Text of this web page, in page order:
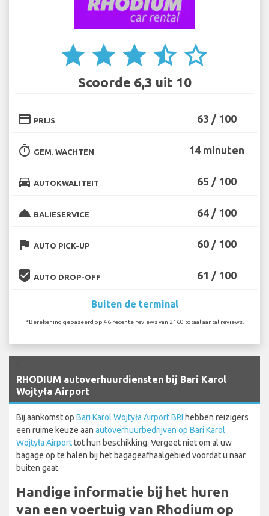
star star star star_half star_border
Scoorde 6,3 uit 10
credit_card PRIJS 63 / 100
timer GEM. WACHTEN 14 minuten
directions_car AUTOKWALITEIT 65 / 100
room_service BALIESERVICE 64 / 100
flag AUTO PICK-UP 60 / 100
beenhere AUTO DROP-OFF 61 / 100
Buiten de terminal
*Berekening gebaseerd op 46 recente reviews van 2160 totaal aantal reviews.
RHODIUM autoverhuurdiensten bij Bari Karol
Wojtyła Airport
Bij aankomst op Bari Karol Wojtyła Airport BRI hebben reizigers
een ruime keuze aan autoverhuurbedrijven op Bari Karol
Wojtyła Airporttot hun beschikking. Vergeet niet om al uw
bagage op te halen bij het bagageafhaalgebied voordat u naar
buiten gaat.
Handige informatie bij het huren
van een voertuig van Rhodium op